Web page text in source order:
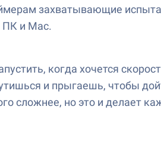
захватывающие
ПК и Mac.
когда хочется
и прыгаешь, чтобы
сложнее, но это и делает